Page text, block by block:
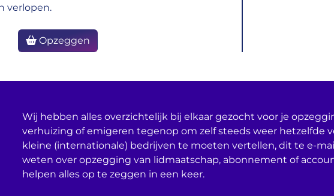
verlopen.
Opzeggen
Wij hebben alles overzichtelijk bij elkaar gezocht voor je
verhuizing of emigeren tegenop om zelf steeds weer hetzelfde
kleine (internationale) bedrijven te moeten vertellen, dit te e-
weten over opzegging van lidmaatschap, abonnement of
helpen alles op te zeggen in een keer.